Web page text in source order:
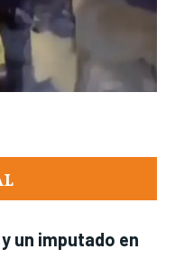
un imputado en